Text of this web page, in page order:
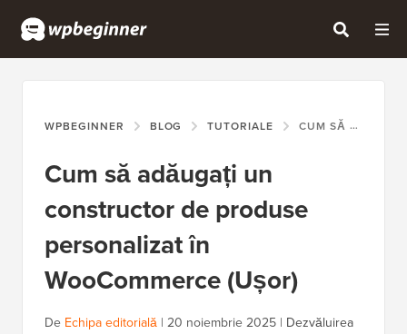
WPBEGINNER BLOG TUTORIALE CUM SĂ ADĂUGAȚI UN CONSTRUCTOR DE PRODUSE PERSONALIZAT ÎN WOOCOMMERCE (UȘOR)
Cum să adăugați un
constructor de produse
personalizat în
WooCommerce (Ușor)
De Echipa editorială | 20 noiembrie 2025 | Dezvăluirea